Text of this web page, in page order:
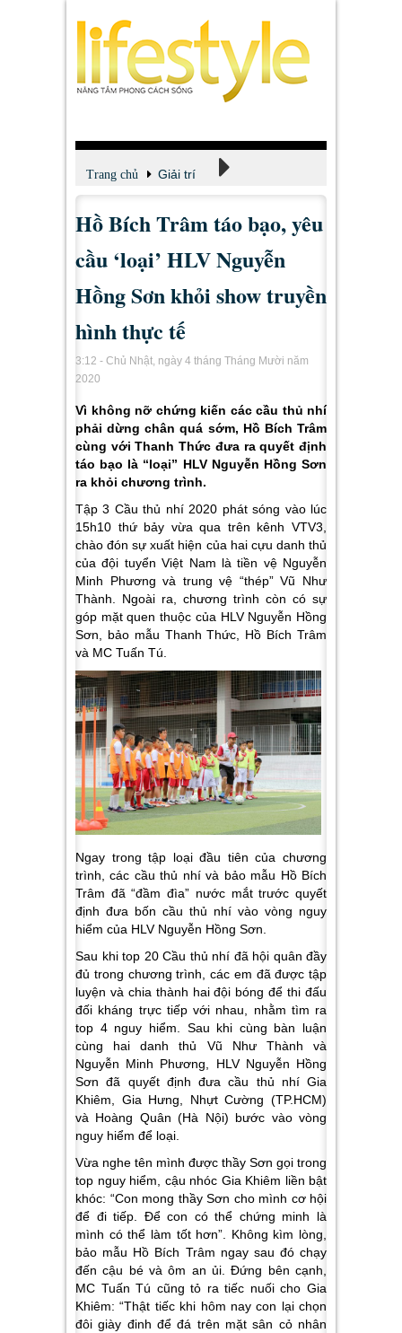
Trang chủ Giải trí
Xem - Nghe - Đọc
Hồ Bích Trâm táo bạo, yêu
cầu ‘loại’ HLV Nguyễn
Hồng Sơn khỏi show truyền
hình thực tế
3:12 - Chủ Nhật, ngày 4 tháng Tháng Mười năm
2020
Vì không nỡ chứng kiến các cầu thủ nhí
phải dừng chân quá sớm, Hồ Bích Trâm
cùng với Thanh Thức đưa ra quyết định
táo bạo là “loại” HLV Nguyễn Hồng Sơn
ra khỏi chương trình.
Tập 3 Cầu thủ nhí 2020 phát sóng vào lúc
15h10 thứ bảy vừa qua trên kênh VTV3,
chào đón sự xuất hiện của hai cựu danh thủ
của đội tuyển Việt Nam là tiền vệ Nguyễn
Minh Phương và trung vệ “thép” Vũ Như
Thành. Ngoài ra, chương trình còn có sự
góp mặt quen thuộc của HLV Nguyễn Hồng
Sơn, bảo mẫu Thanh Thức, Hồ Bích Trâm
và MC Tuấn Tú.
Ngay trong tập loại đầu tiên của chương
trình, các cầu thủ nhí và bảo mẫu Hồ Bích
Trâm đã “đầm đìa” nước mắt trước quyết
định đưa bốn cầu thủ nhí vào vòng nguy
hiểm của HLV Nguyễn Hồng Sơn.
Sau khi top 20 Cầu thủ nhí đã hội quân đầy
đủ trong chương trình, các em đã được tập
luyện và chia thành hai đội bóng để thi đấu
đối kháng trực tiếp với nhau, nhằm tìm ra
top 4 nguy hiểm. Sau khi cùng bàn luận
cùng hai danh thủ Vũ Như Thành và
Nguyễn Minh Phương, HLV Nguyễn Hồng
Sơn đã quyết định đưa cầu thủ nhí Gia
Khiêm, Gia Hưng, Nhựt Cường (TP.HCM)
và Hoàng Quân (Hà Nội) bước vào vòng
nguy hiểm để loại.
Vừa nghe tên mình được thầy Sơn gọi trong
top nguy hiểm, cậu nhóc Gia Khiêm liền bật
khóc: “Con mong thầy Sơn cho mình cơ hội
để đi tiếp. Để con có thể chứng minh là
mình có thể làm tốt hơn”. Không kìm lòng,
bảo mẫu Hồ Bích Trâm ngay sau đó chạy
đến cậu bé và ôm an ủi. Đứng bên cạnh,
MC Tuấn Tú cũng tỏ ra tiếc nuối cho Gia
Khiêm: “Thật tiếc khi hôm nay con lại chọn
đôi giày đinh để đá trên mặt sân cỏ nhân